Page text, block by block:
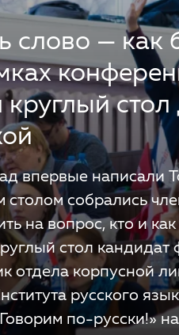
слово — как
впервые написали
столом собрались
на вопрос, кто и
стол кандидат
отдела корпусной
русского
по-русски!»